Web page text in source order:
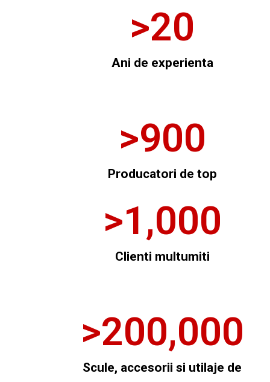
>20
Ani de experienta
>900
Producatori de top
>1,000
Clienti multumiti
>200,000
Scule, accesorii si utilaje de